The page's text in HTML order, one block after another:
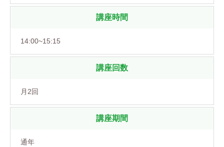
講座時間
14:00~15:15
講座回数
月2回
講座期間
通年